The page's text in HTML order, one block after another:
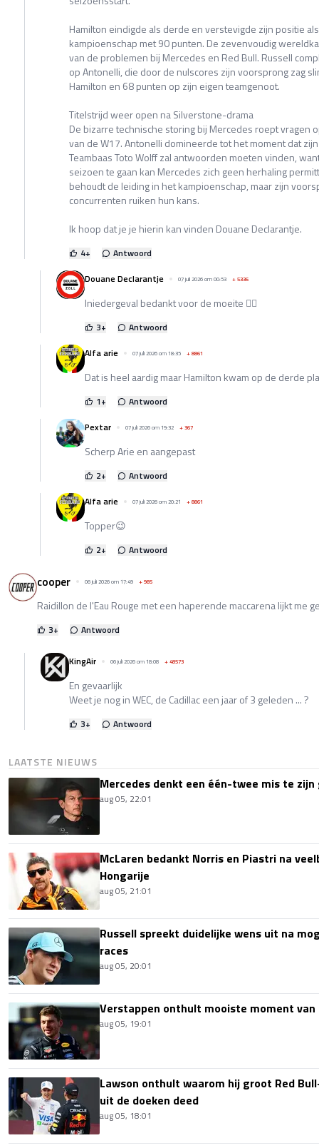
Hamilton eindigde als derde en verstevigde zijn positie
kampioenschap met 90 punten. De zevenvoudig
van de problemen bij Mercedes en Red Bull. Russell
op Antonelli, die door de nulscores zijn voorsprong zag
Hamilton en 68 punten op zijn eigen teamgenoot.
Titelstrijd weer open na Silverstone-drama
De bizarre technische storing bij Mercedes roept vragen
van de W17. Antonelli domineerde tot het moment dat
Teambaas Toto Wolff zal antwoorden moeten vinden,
seizoen te gaan kan Mercedes zich geen herhaling
behoudt de leiding in het kampioenschap, maar zijn
concurrenten ruiken hun kans.
Ik hoop dat je je hierin kan vinden Douane Declarantje.
4+
Antwoord
Douane Declarantje
07 juli 2026 om 00:53 +5336
Iniedergeval bedankt voor de moeite 👍🏻
3+
Antwoord
Alfa arie
07 juli 2026 om 18:35 +8861
Dat is heel aardig maar Hamilton kwam op de derde
1+
Antwoord
Pextar
07 juli 2026 om 19:32 +367
Scherp Arie en aangepast
2+
Antwoord
Alfa arie
07 juli 2026 om 20:21 +8861
Topper😉
2+ Antwoord
cooper 06 juli 2026 om 17:49 +985
Raidillon de l'Eau Rouge met een haperende maccarena lijkt me
3+ Antwoord
KingAir 06 juli 2026 om 18:08 +48573
En gevaarlijk
Weet je nog in WEC, de Cadillac een jaar of 3 geleden ... ?
3+ Antwoord
LAATSTE NIEUWS
Mercedes denkt een één-twee mis te
aug 05, 22:01
McLaren bedankt Norris en Piastri na
Hongarije
aug 05, 21:01
Russell spreekt duidelijke wens uit na
races
aug 05, 20:01
Verstappen onthult mooiste moment van
aug 05, 19:01
Lawson onthult waarom hij groot Red
uit de doeken deed
aug 05, 18:01